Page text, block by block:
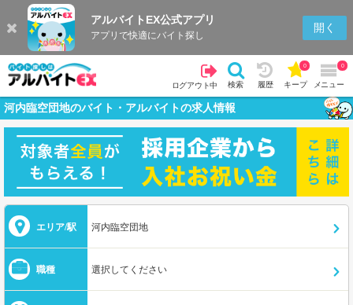
アルバイトEX公式アプリ
アプリで快適にバイト探し
開く
ログアウト中 検索 履歴 キープ
0
メニュー
0
河内臨空団地のバイト・アルバイトの求人情報
エリア/駅 河内臨空団地
職種 選択してください